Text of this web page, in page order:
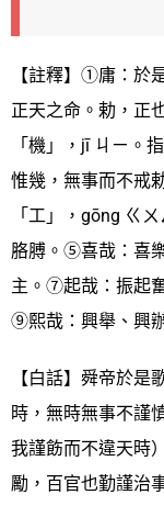
【註釋】①庸：於
正天之命。勅，正
「機」，jī ㄐㄧ。
惟幾，無事而不戒
「工」，gōng ㄍ
胳膊。⑤喜哉：喜
主。⑦起哉：振起
⑨熙哉：興舉、興
【白話】舜帝於
時，無時無事不謹
我謹飭而不違天時
勵，百官也勤謹治